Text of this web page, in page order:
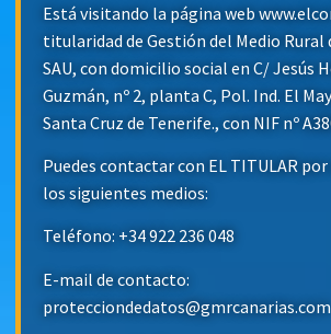
Está visitando la página web
titularidad de Gestión del Medio Rural
SAU, con domicilio social en C/ Jesús
Guzmán, nº 2, planta C, Pol. Ind. El
Santa Cruz de Tenerife., con NIF nº
Puedes contactar con EL TITULAR
los siguientes medios:
Teléfono: +34 922 236 048
E-mail de contacto:
protecciondedatos@gmrcanarias.com